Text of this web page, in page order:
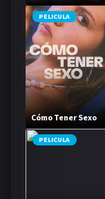
PELICULA
Cómo Tener Sexo
PELICULA